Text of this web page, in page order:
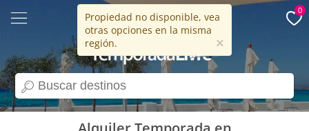
search
15 años
0
Propiedad no disponible, vea
otras opciones en la misma
región.
×